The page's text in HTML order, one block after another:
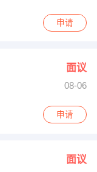
申请
面议
08-06
申请
面议